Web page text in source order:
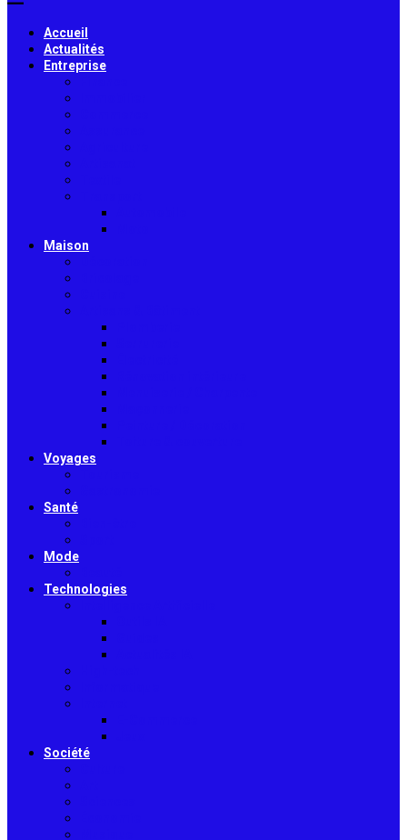
Accueil
Actualités
Entreprise
Maison
Voyages
Santé
Mode
Technologies
Société